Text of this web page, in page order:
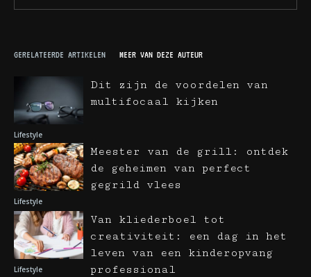
GERELATEERDE ARTIKELEN MEER VAN DEZE AUTEUR
Lifestyle
Dit zijn de voordelen van
multifocaal kijken
Lifestyle
Meester van de grill: ontdek
de geheimen van perfect
gegrild vlees
Lifestyle
Van kliederboel tot
creativiteit: een dag in het
leven van een kinderopvang
professional